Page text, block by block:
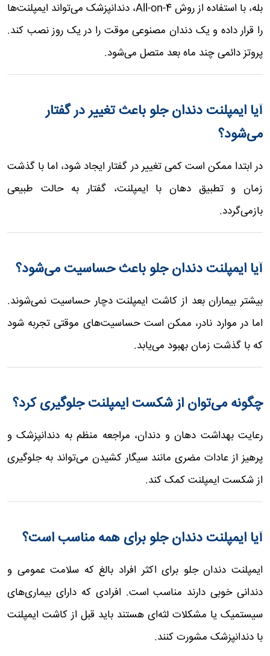
بله، با استفاده از روش All-on-4، دندانپزشک می‌تواند ایمپلنت‌ها
را قرار داده و یک دندان مصنوعی موقت را در یک روز نصب کند.
پروتز دائمی چند ماه بعد متصل می‌شود.
آیا ایمپلنت دندان جلو باعث تغییر در گفتار
می‌شود؟
در ابتدا ممکن است کمی تغییر در گفتار ایجاد شود، اما با گذشت
زمان و تطبیق دهان با ایمپلنت، گفتار به حالت طبیعی
بازمی‌گردد.
آیا ایمپلنت دندان جلو باعث حساسیت می‌شود؟
بیشتر بیماران بعد از کاشت ایمپلنت دچار حساسیت نمی‌شوند.
اما در موارد نادر، ممکن است حساسیت‌های موقتی تجربه شود
که با گذشت زمان بهبود می‌یابد.
چگونه می‌توان از شکست ایمپلنت جلوگیری کرد؟
رعایت بهداشت دهان و دندان، مراجعه منظم به دندانپزشک و
پرهیز از عادات مضری مانند سیگار کشیدن می‌تواند به جلوگیری
از شکست ایمپلنت کمک کند.
آیا ایمپلنت دندان جلو برای همه مناسب است؟
ایمپلنت دندان جلو برای اکثر افراد بالغ که سلامت عمومی و
دندانی خوبی دارند مناسب است. افرادی که دارای بیماری‌های
سیستمیک یا مشکلات لثه‌ای هستند باید قبل از کاشت ایمپلنت
با دندانپزشک مشورت کنند.